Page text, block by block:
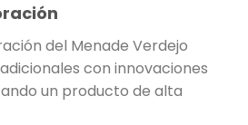
del Menade Verdejo
con innovaciones
un producto de alta